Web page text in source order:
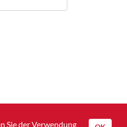
Sie der Verwendung